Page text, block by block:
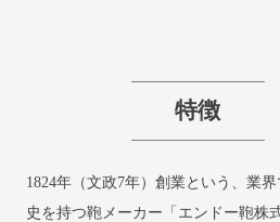
特徴
1824年（文政7年）創業という、業
史を持つ鞄メーカー「エンドー鞄株